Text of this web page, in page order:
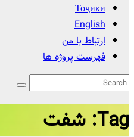
Тоҷикӣ
English
ارتباط با من
فهرست پروژه ها
Tag: شفت